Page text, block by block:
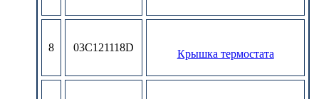
8 03C121118D
Крышка термостата